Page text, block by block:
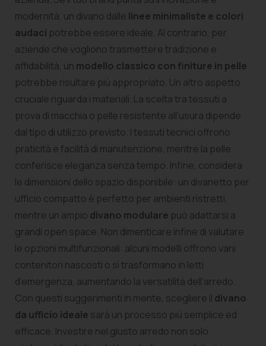
modernità, un divano dalle linee minimaliste e colori
audaci potrebbe essere ideale. Al contrario, per
aziende che vogliono trasmettere tradizione e
affidabilità, un modello classico con finiture in pelle
potrebbe risultare più appropriato. Un altro aspetto
cruciale riguarda i materiali. La scelta tra tessuti a
prova di macchia o pelle resistente all’usura dipende
dal tipo di utilizzo previsto. I tessuti tecnici offrono
praticità e facilità di manutenzione, mentre la pelle
conferisce eleganza senza tempo. Infine, considera
le dimensioni dello spazio disponibile: un divanetto per
ufficio compatto è perfetto per ambienti ristretti,
mentre un ampio divano modulare può adattarsi a
grandi open space. Non dimenticare infine di valutare
le opzioni multifunzionali: alcuni modelli offrono vani
contenitori nascosti o si trasformano in letti
d’emergenza, aumentando la versatilità dell’arredo.
Con questi suggerimenti in mente, scegliere il divano
da ufficio ideale sarà un processo più semplice ed
efficace. Investire nel giusto arredo non solo